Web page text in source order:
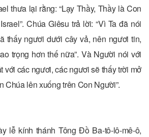
thưa lại rằng: “Lạy Thầy, Thầy là Con
Chúa Giêsu trả lời: “Vì Ta đã nói
thấy ngươi dưới cây vả, nên ngươi tin,
trọng hơn thế nữa”. Và Người nói với
với các ngươi, các ngươi sẽ thấy trời mở
Chúa lên xuống trên Con Người”.
lễ kính thánh Tông Ðồ Ba-tô-lô-mê-ô,